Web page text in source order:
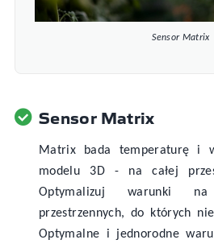
Sensor Matrix
Sensor Matrix
Matrix bada temperaturę i
modelu 3D - na całej
Optymalizuj warunki
przestrzennych, do których
Optymalne i jednorodne